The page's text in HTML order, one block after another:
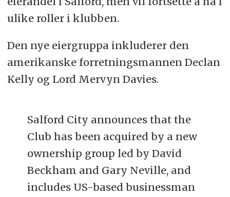
ulike roller i klubben.
Den nye eiergruppa inkluderer den
amerikanske forretningsmannen Declan
Kelly og Lord Mervyn Davies.
Salford City announces that the
Club has been acquired by a new
ownership group led by David
Beckham and Gary Neville, and
includes US-based businessman